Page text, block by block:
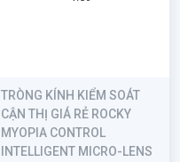
TRÒNG KÍNH KIỂM SOÁT
CẬN THỊ GIÁ RẺ ROCKY
MYOPIA CONTROL
INTELLIGENT MICRO-LENS